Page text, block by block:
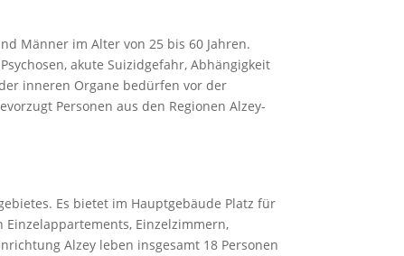
Männer im Alter von 25 bis 60 Jahren.
akute Suizidgefahr, Abhängigkeit
inneren Organe bedürfen vor der
Personen aus den Regionen Alzey-
Es bietet im Hauptgebäude Platz für
Einzelzimmern,
Alzey leben insgesamt 18 Personen